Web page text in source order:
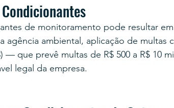
de monitoramento pode resultar
ambiental, aplicação de multas
— que prevê multas de R$ 500 a R$ 10
legal da empresa.